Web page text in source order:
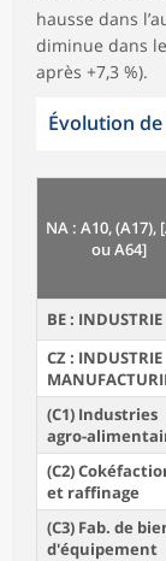
hausse dans
diminue dans
après +7,3 %).
Évolution
NA : A10, (A17),
ou A64]
BE : INDUSTRIE
CZ : INDUSTRIE
(C1) Industries
agro-
(C2)
et raffinage
(C3) Fab. de
d'équipement